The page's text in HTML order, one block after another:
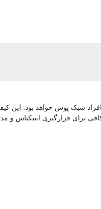
شیک پوش خواهد بود. این
برای قرارگیری اسکناس و